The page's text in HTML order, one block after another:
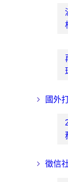
國外
徵信